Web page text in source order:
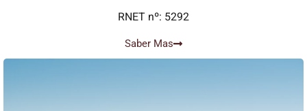
RNET nº: 5292
Saber Mas